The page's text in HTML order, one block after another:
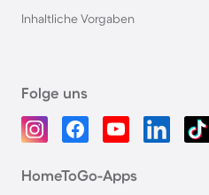
Inhaltliche Vorgaben
Folge uns
HomeToGo-Apps